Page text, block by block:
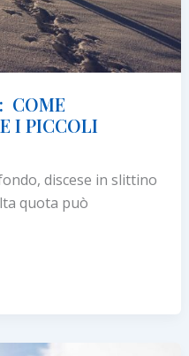
COME
I PICCOLI
discese in slittino
quota può